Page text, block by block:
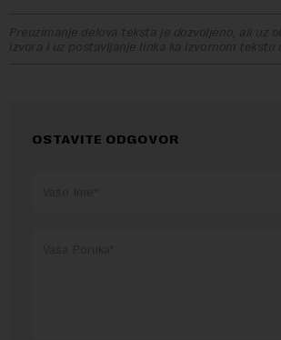
Preuzimanje delova teksta je dozvoljeno, ali uz
izvora i uz postavljanje linka ka izvornom tekstu
OSTAVITE ODGOVOR